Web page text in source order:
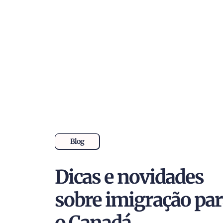
Blog
Dicas e novidades
sobre imigração